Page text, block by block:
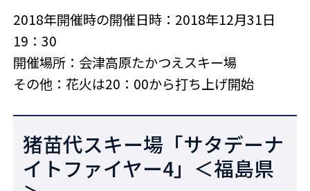
2018年開催時の開催日時：2018年12月31日
19：30
開催場所：会津高原たかつえスキー場
その他：花火は20：00から打ち上げ開始
猪苗代スキー場「サタデーナ
イトファイヤー4」＜福島県